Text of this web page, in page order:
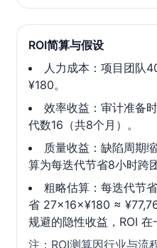
ROI简算与假设
人力成本：项目团队
¥180。
效率收益：审计准备
代数16（共8个月）。
质量收益：缺陷周期
算为每迭代节省8小时跨
粗略估算：每迭代节
省 27×16×¥180 ≈
规避的隐性收益，ROI 在
注：ROI测算因行业与流